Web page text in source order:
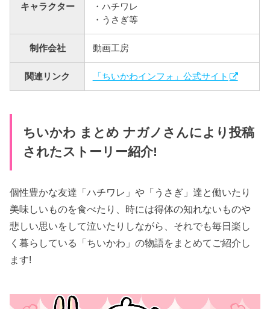
キャラクター
・ハチワレ
・うさぎ等
制作会社 動画工房
関連リンク 「ちいかわインフォ」公式サイト
ちいかわ まとめ ナガノさんにより投稿
されたストーリー紹介!
個性豊かな友達「ハチワレ」や「うさぎ」達と働いたり
美味しいものを食べたり、時には得体の知れないものや
悲しい思いをして泣いたりしながら、それでも毎日楽し
く暮らしている「ちいかわ」の物語をまとめてご紹介し
ます!